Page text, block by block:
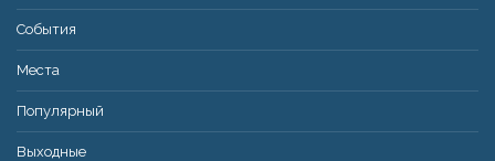
События
Места
Популярный
Bыходные